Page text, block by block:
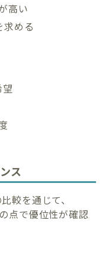
高い
める
ス
較を通じて、
点で優位性が確認